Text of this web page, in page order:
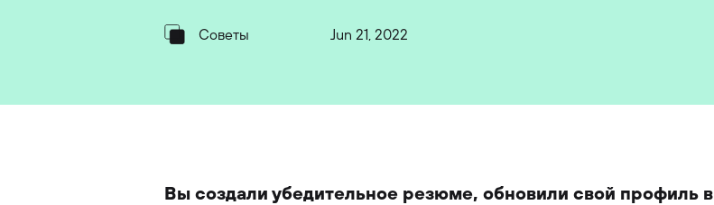
Советы Jun 21, 2022
Вы создали убедительное резюме, обновили свой профиль в